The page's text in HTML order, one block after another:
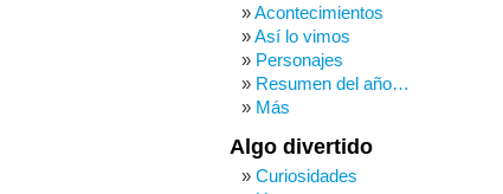
Acontecimientos
Así lo vimos
Personajes
Resumen del año…
Más
Algo divertido
Curiosidades